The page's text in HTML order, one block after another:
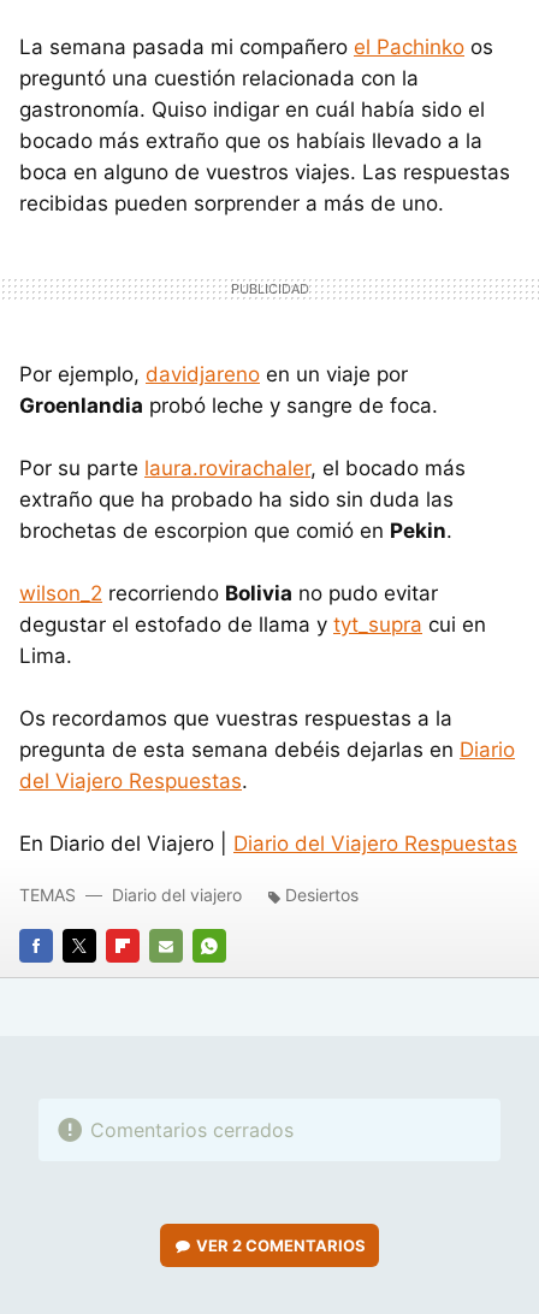
La semana pasada mi compañero el Pachinko os
preguntó una cuestión relacionada con la
gastronomía. Quiso indigar en cuál había sido el
bocado más extraño que os habíais llevado a la
boca en alguno de vuestros viajes. Las respuestas
recibidas pueden sorprender a más de uno.
Por ejemplo, davidjareno en un viaje por
Groenlandia probó leche y sangre de foca.
Por su parte laura.rovirachaler, el bocado más
extraño que ha probado ha sido sin duda las
brochetas de escorpion que comió en Pekin.
wilson_2 recorriendo Bolivia no pudo evitar
degustar el estofado de llama y tyt_supra cui en
Lima.
Os recordamos que vuestras respuestas a la
pregunta de esta semana debéis dejarlas en Diario
del Viajero Respuestas.
En Diario del Viajero | Diario del Viajero Respuestas
FACEBOOK
TWITTERFLIPBOARD
E-
WHATSAPP
TEMAS Diario del viajero Desiertos
Comentarios cerrados
VER2 COMENTARIOS